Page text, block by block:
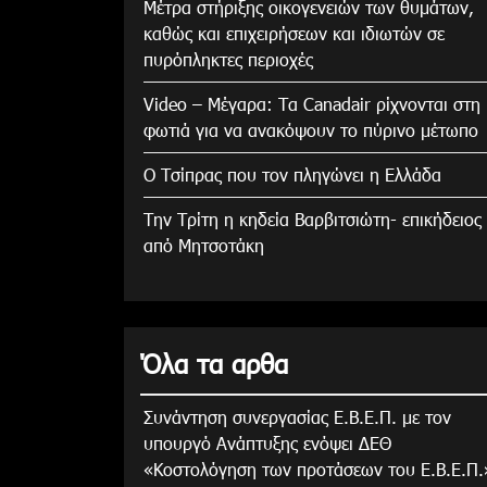
Μέτρα στήριξης οικογενειών των θυμάτων,
καθώς και επιχειρήσεων και ιδιωτών σε
πυρόπληκτες περιοχές
Video – Μέγαρα: Τα Canadair ρίχνονται στη
φωτιά για να ανακόψουν το πύρινο μέτωπο
Ο Τσίπρας που τον πληγώνει η Ελλάδα
Την Τρίτη η κηδεία Βαρβιτσιώτη- επικήδειος
από Μητσοτάκη
Όλα τα αρθα
Συνάντηση συνεργασίας Ε.Β.Ε.Π. με τον
υπουργό Ανάπτυξης ενόψει ΔΕΘ
«Κοστολόγηση των προτάσεων του